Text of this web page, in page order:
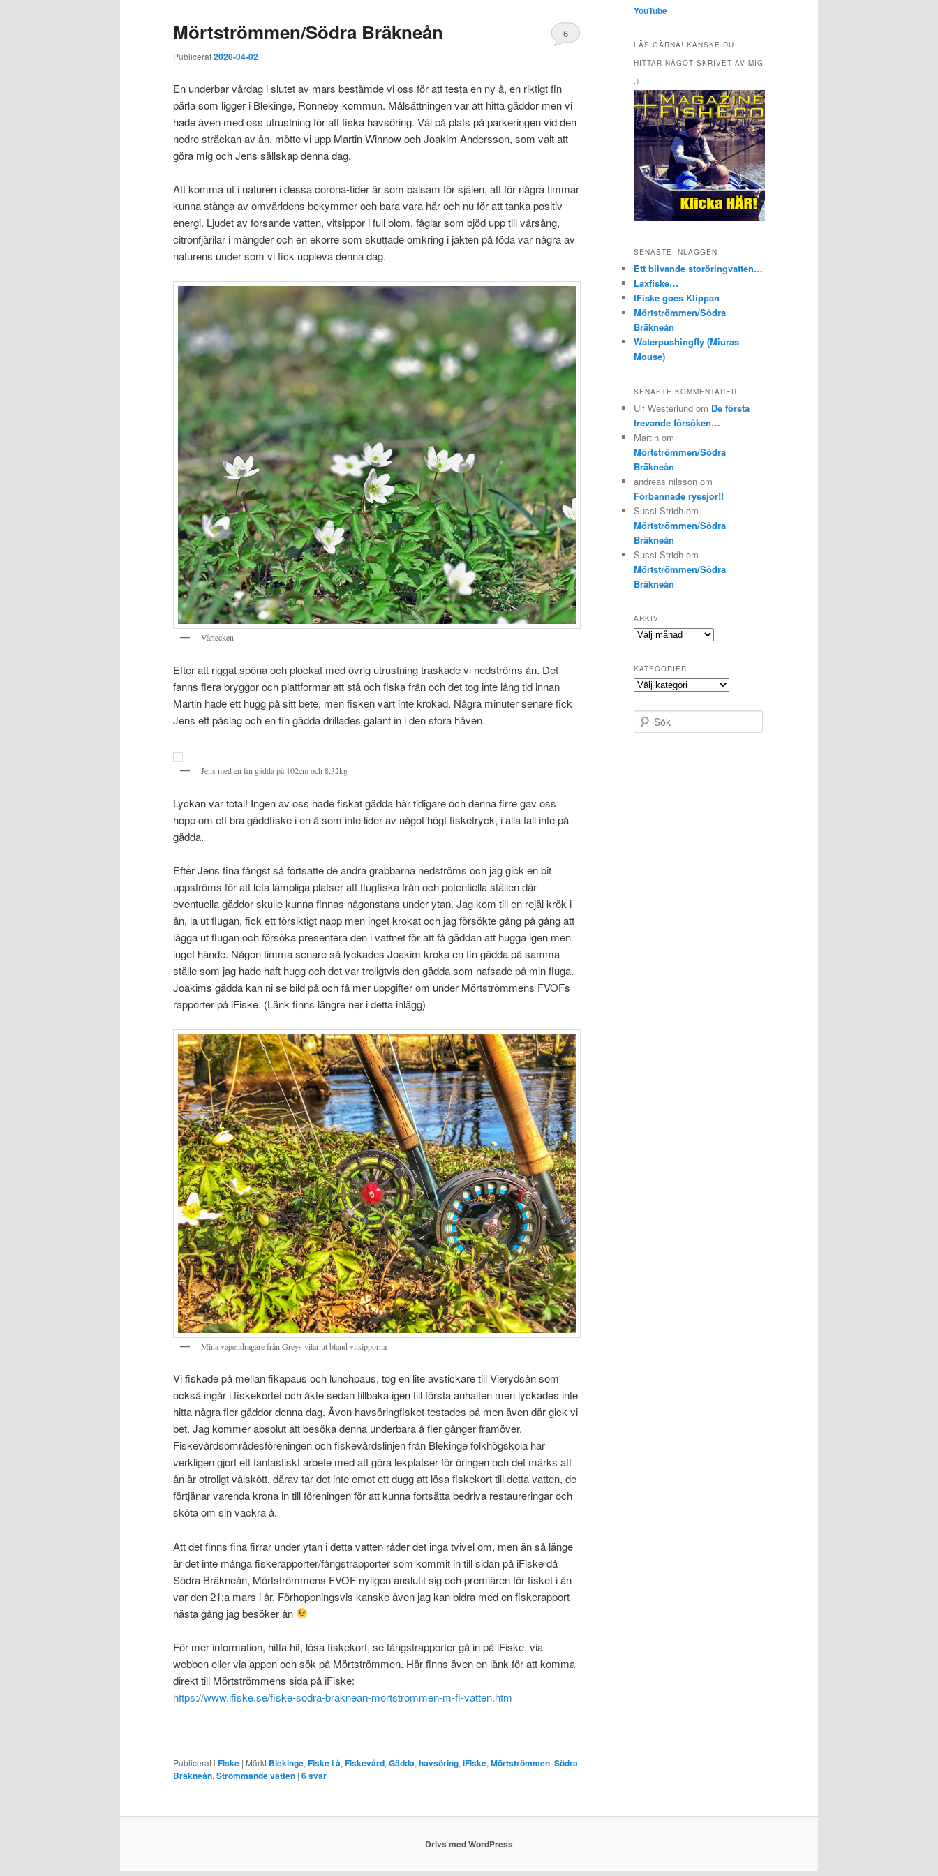
Mörtströmmen/Södra Bräkneån
Publicerat2020-04-02
6
En underbar vårdag i slutet av mars bestämde vi oss för att testa en ny å, en riktigt fin
pärla som ligger i Blekinge, Ronneby kommun. Målsättningen var att hitta gäddor men vi
hade även med oss utrustning för att fiska havsöring. Väl på plats på parkeringen vid den
nedre sträckan av ån, mötte vi upp Martin Winnow och Joakim Andersson, som valt att
göra mig och Jens sällskap denna dag.
Att komma ut i naturen i dessa corona-tider är som balsam för själen, att för några timmar
kunna stänga av omvärldens bekymmer och bara vara här och nu för att tanka positiv
energi. Ljudet av forsande vatten, vitsippor i full blom, fåglar som bjöd upp till vårsång,
citronfjärilar i mängder och en ekorre som skuttade omkring i jakten på föda var några av
naturens under som vi fick uppleva denna dag.
Vårtecken
Efter att riggat spöna och plockat med övrig utrustning traskade vi nedströms ån. Det
fanns flera bryggor och plattformar att stå och fiska från och det tog inte lång tid innan
Martin hade ett hugg på sitt bete, men fisken vart inte krokad. Några minuter senare fick
Jens ett påslag och en fin gädda drillades galant in i den stora håven.
Jens med en fin gädda på 102cm och 8,32kg
Lyckan var total! Ingen av oss hade fiskat gädda här tidigare och denna firre gav oss
hopp om ett bra gäddfiske i en å som inte lider av något högt fisketryck, i alla fall inte på
gädda.
Efter Jens fina fångst så fortsatte de andra grabbarna nedströms och jag gick en bit
uppströms för att leta lämpliga platser att flugfiska från och potentiella ställen där
eventuella gäddor skulle kunna finnas någonstans under ytan. Jag kom till en rejäl krök i
ån, la ut flugan, fick ett försiktigt napp men inget krokat och jag försökte gång på gång att
lägga ut flugan och försöka presentera den i vattnet för att få gäddan att hugga igen men
inget hände. Någon timma senare så lyckades Joakim kroka en fin gädda på samma
ställe som jag hade haft hugg och det var troligtvis den gädda som nafsade på min fluga.
Joakims gädda kan ni se bild på och få mer uppgifter om under Mörtströmmens FVOFs
rapporter på iFiske. (Länk finns längre ner i detta inlägg)
Mina vapendragare från Greys vilar ut bland vitsipporna
Vi fiskade på mellan fikapaus och lunchpaus, tog en lite avstickare till Vierydsån som
också ingår i fiskekortet och åkte sedan tillbaka igen till första anhalten men lyckades inte
hitta några fler gäddor denna dag. Även havsöringfisket testades på men även där gick vi
bet. Jag kommer absolut att besöka denna underbara å fler gånger framöver.
Fiskevårdsområdesföreningen och fiskevårdslinjen från Blekinge folkhögskola har
verkligen gjort ett fantastiskt arbete med att göra lekplatser för öringen och det märks att
ån är otroligt välskött, därav tar det inte emot ett dugg att lösa fiskekort till detta vatten, de
förtjänar varenda krona in till föreningen för att kunna fortsätta bedriva restaureringar och
sköta om sin vackra å.
Att det finns fina firrar under ytan i detta vatten råder det inga tvivel om, men än så länge
är det inte många fiskerapporter/fångstrapporter som kommit in till sidan på iFiske då
Södra Bräkneån, Mörtströmmens FVOF nyligen anslutit sig och premiären för fisket i ån
var den 21:a mars i år. Förhoppningsvis kanske även jag kan bidra med en fiskerapport
nästa gång jag besöker ån
För mer information, hitta hit, lösa fiskekort, se fångstrapporter gå in på iFiske, via
webben eller via appen och sök på Mörtströmmen. Här finns även en länk för att komma
direkt till Mörtströmmens sida på iFiske:
https://www.ifiske.se/fiske-sodra-braknean-mortstrommen-m-fl-vatten.htm
Publicerat i Fiske | Märkt Blekinge, Fiske i å, Fiskevård, Gädda, havsöring, iFiske, Mörtströmmen, Södra
Bräkneån, Strömmande vatten | 6svar
YouTube
LÄS GÄRNA! KANSKE DU
HITTAR NÅGOT SKRIVET AV MIG
;)
SENASTE INLÄGGEN
Ett blivande storöringvatten…
Laxfiske…
IFiske goes Klippan
Mörtströmmen/Södra
Bräkneån
Waterpushingfly (Miuras
Mouse)
SENASTE KOMMENTARER
Ulf Westerlund om De första
trevande försöken…
Martin om
Mörtströmmen/Södra
Bräkneån
andreas nilsson om
Förbannade ryssjor!!
Sussi Stridh om
Mörtströmmen/Södra
Bräkneån
Sussi Stridh om
Mörtströmmen/Södra
Bräkneån
ARKIV
Arkiv
KATEGORIER
Kategorier
ö
Drivs med WordPress